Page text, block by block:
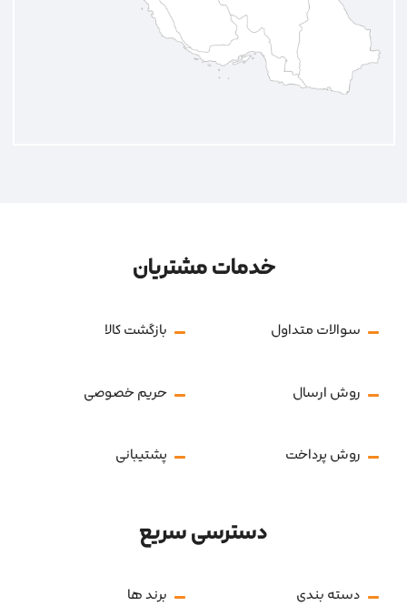
خدمات مشتریان
سوالات متداول بازگشت کالا
روش ارسال حریم خصوصی
روش پرداخت پشتیبانی
دسترسی سریع
دسته بندی برند ها